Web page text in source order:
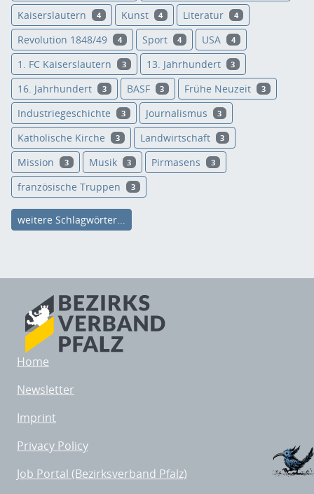
Kaiserslautern 4 Kunst 4 Literatur 4
Revolution 1848/49 4 Sport 4 USA 4
1. FC Kaiserslautern 3 13. Jahrhundert 3
16. Jahrhundert 3 BASF 3 Frühe Neuzeit 3
Industriegeschichte 3 Journalismus 3
Katholische Kirche 3 Landwirtschaft 3
Mission 3 Musik 3 Pirmasens 3
französische Truppen 3
weitere Schlagwörter...
Home
Newsletter
Imprint
Privacy Policy
Job Portal (Bezirksverband Pfalz)